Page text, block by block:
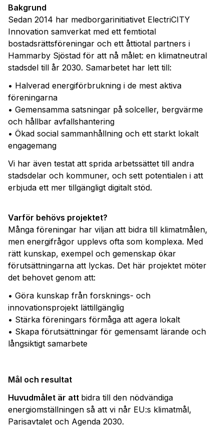
Bakgrund
Sedan 2014 har medborgarinitiativet ElectriCITY
Innovation samverkat med ett femtiotal
bostadsrättsföreningar och ett åttiotal partners i
Hammarby Sjöstad för att nå målet: en klimatneutral
stadsdel till år 2030. Samarbetet har lett till:
• Halverad energiförbrukning i de mest aktiva
föreningarna
• Gemensamma satsningar på solceller, bergvärme
och hållbar avfallshantering
• Ökad social sammanhållning och ett starkt lokalt
engagemang
Vi har även testat att sprida arbetssättet till andra
stadsdelar och kommuner, och sett potentialen i att
erbjuda ett mer tillgängligt digitalt stöd.
Varför behövs projektet?
Många föreningar har viljan att bidra till klimatmålen,
men energifrågor upplevs ofta som komplexa. Med
rätt kunskap, exempel och gemenskap ökar
förutsättningarna att lyckas. Det här projektet möter
det behovet genom att:
• Göra kunskap från forsknings- och
innovationsprojekt lättillgänglig
• Stärka föreningars förmåga att agera lokalt
• Skapa förutsättningar för gemensamt lärande och
långsiktigt samarbete
Mål och resultat
Huvudmålet är att bidra till den nödvändiga
energiomställningen så att vi når EU:s klimatmål,
Parisavtalet och Agenda 2030.